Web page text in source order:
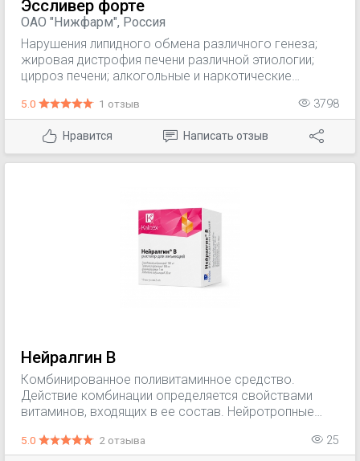
Эссливер форте
ОАО "Нижфарм", Россия
Нарушения липидного обмена различного генеза;
жировая дистрофия печени различной этиологии;
цирроз печени; алкогольные и наркотические
печени; радиационное поражение печени; псориаз (в
составе комбинированной терапии).
5.0 1 отзыв 3798
Нравится Написать отзыв
Нейралгин B
Комбинированное поливитаминное средство.
Действие комбинации определяется свойствами
витаминов, входящих в ее состав. Нейротропные
воздействие при воспалительных и дегенеративных
5.0 2 отзыва 25